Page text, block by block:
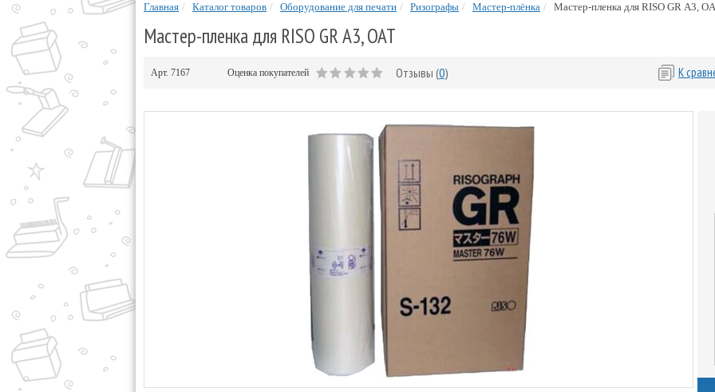
Главная Каталог товаров Оборудование для печати Ризографы Мастер-плёнка Мастер-пленка для RISO GR А3,
Мастер-пленка для RISO GR А3, OAT
Арт. 7167 Оценка покупателей Отзывы (0) К